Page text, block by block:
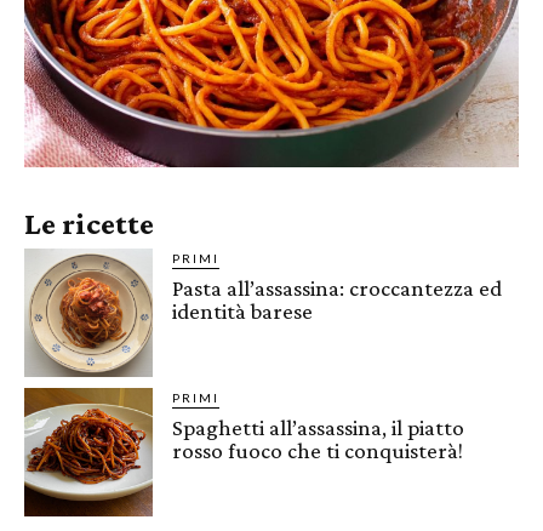
Le ricette
PRIMI
Pasta all’assassina: croccantezza ed
identità barese
PRIMI
Spaghetti all’assassina, il piatto
rosso fuoco che ti conquisterà!